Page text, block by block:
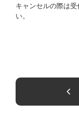
キャンセルの際は
い。